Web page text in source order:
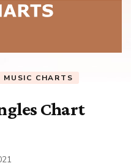
MUSIC CHARTS
Chart